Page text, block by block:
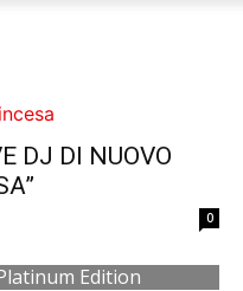
DJ DI NUOVO
0
Edition